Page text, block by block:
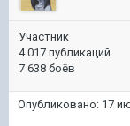
Участник
4 017 публикаций
7 638 боёв
Опубликовано: 17